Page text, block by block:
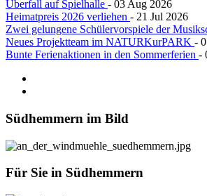
Überfall auf Spielhalle - 03 Aug 2026
Heimatpreis 2026 verliehen - 21 Jul 2026
Zwei gelungene Schülervorspiele der
Neues Projektteam im NATURKurPARK -
Bunte Ferienaktionen in den Sommerferien -
Südhemmern im Bild
Für Sie in Südhemmern